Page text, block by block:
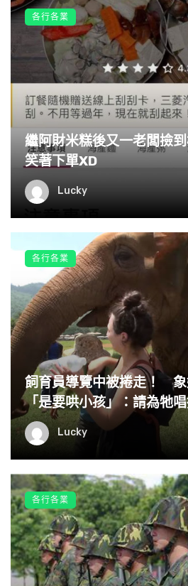
（圖片來源：maidonanews.jp）
許多附近的顧客們都慕名前往光顧
了最大了努力維持營業，但仍贏不
可能會有許多貧窮學生遇到麻煩，
源：網路資料
繼阿財米糕後又一老闆撿
笑著下單XD
Lucky
各行各業
飼育員導覽中被捲走！ 象
「是要哄小孩」：請為牠
Lucky
各行各業
各行各業